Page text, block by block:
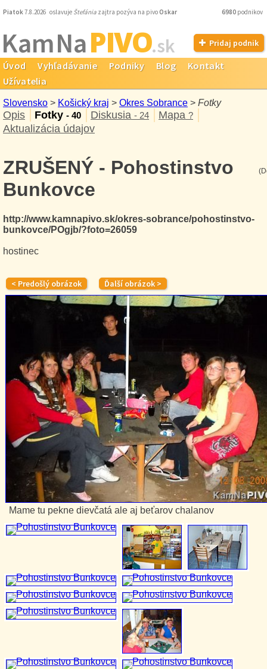
Piatok7.8.2026 oslavuje Štefánia zajtra pozýva na pivoOskar 6980 podnikov
Kam NaPIVO.sk Pridaj podnik
Úvod Vyhľadávanie Podniky Blog
Kontakt
Užívatelia
Slovensko > Košický kraj > Okres Sobrance > Fotky
Opis Fotky - 40 Diskusia - 24 Mapa ?
Aktualizácia údajov
ZRUŠENÝ - Pohostinstvo
Bunkovce
http://www.kamnapivo.sk/okres-sobrance/pohostinstvo-
bunkovce/POgjb/?foto=26059
hostinec
Mame tu pekne dievčatá ale aj beťarov chalanov